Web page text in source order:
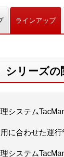
ラインアップ
シリーズ
に合わせた運
理システム